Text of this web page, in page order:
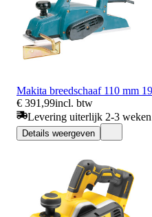
Makita breedschaaf 110 mm
€ 391,99incl. btw
Levering uiterlijk 2-3 weken
Details weergeven